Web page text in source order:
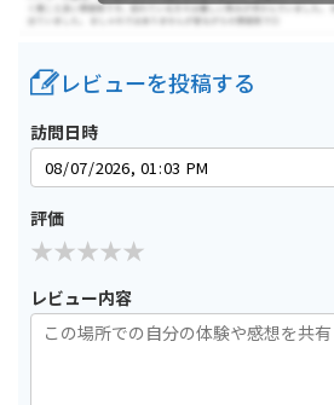
レビューを投稿する
訪問日時
評価
レビュー内容